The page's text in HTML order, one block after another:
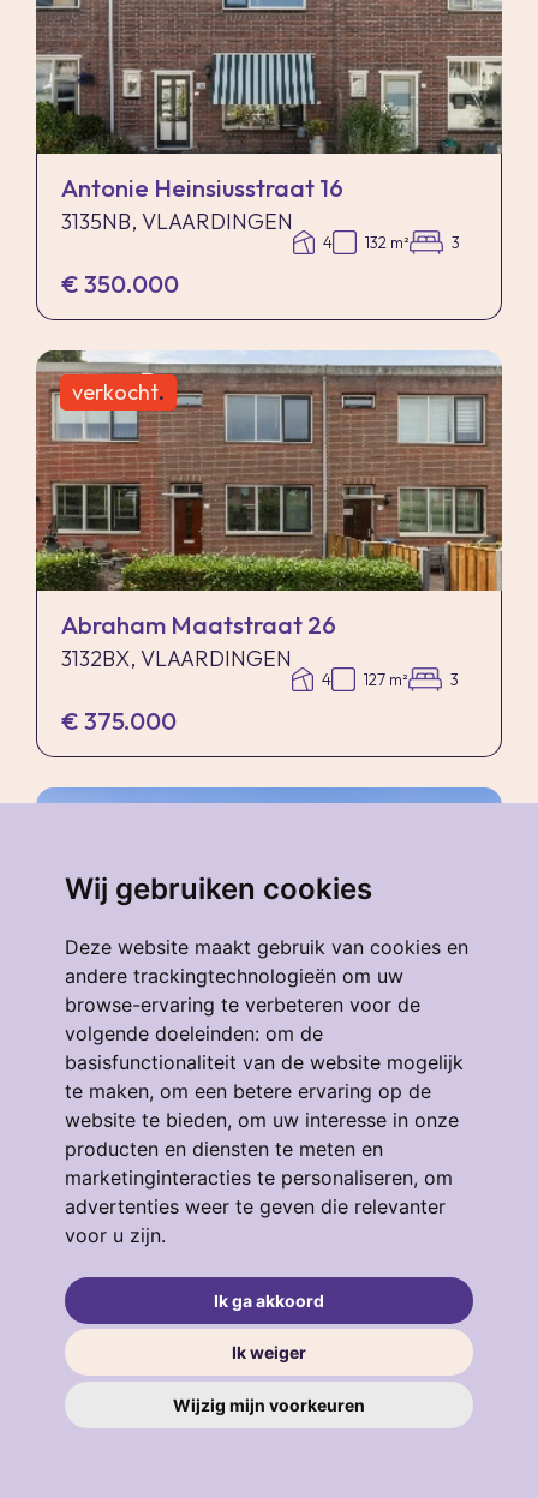
Wij gebruiken cookies
Deze website maakt gebruik van cookies en
andere trackingtechnologieën om uw
browse-ervaring te verbeteren voor de
volgende doeleinden: om de
basisfunctionaliteit van de website mogelijk
te maken, om een betere ervaring op de
website te bieden, om uw interesse in onze
producten en diensten te meten en
marketinginteracties te personaliseren, om
advertenties weer te geven die relevanter
voor u zijn.
Ik ga akkoord
Ik weiger
Wijzig mijn voorkeuren
Antonie Heinsiusstraat 16
3135NB, VLAARDINGEN
4 132 m² 3
€ 350.000
verkocht.
Abraham Maatstraat 26
3132BX, VLAARDINGEN
4 127 m² 3
€ 375.000
Eendrachtstraat 64
3134GM, VLAARDINGEN
4 53 m² 3
€ 319.000